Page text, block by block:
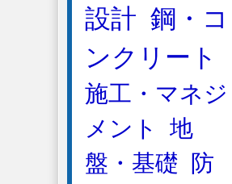
設計 鋼・コ
ンクリート
施工・マネジ
メント
地
盤・基礎
防